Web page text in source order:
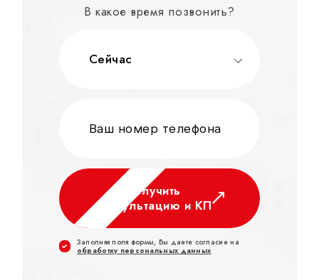
В какое время позвонить?
Сейчас
Получить
консультацию и КП
Заполняя поля формы, Вы даете согласие на
обработку персональных данных